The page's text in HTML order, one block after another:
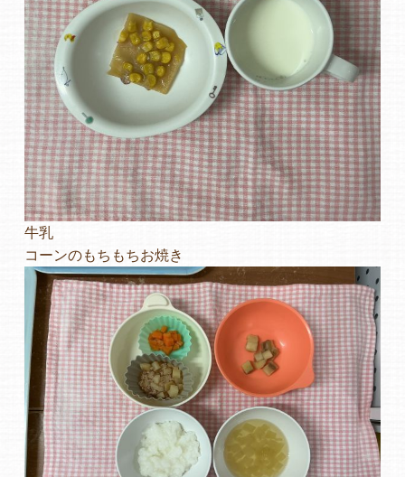
ヒーローズにしのみや保育園
ヒーローズ旭保育園
キッズ１ハート旭保育所
園の様子
お知らせ
牛乳
コーンのもちもちお焼き